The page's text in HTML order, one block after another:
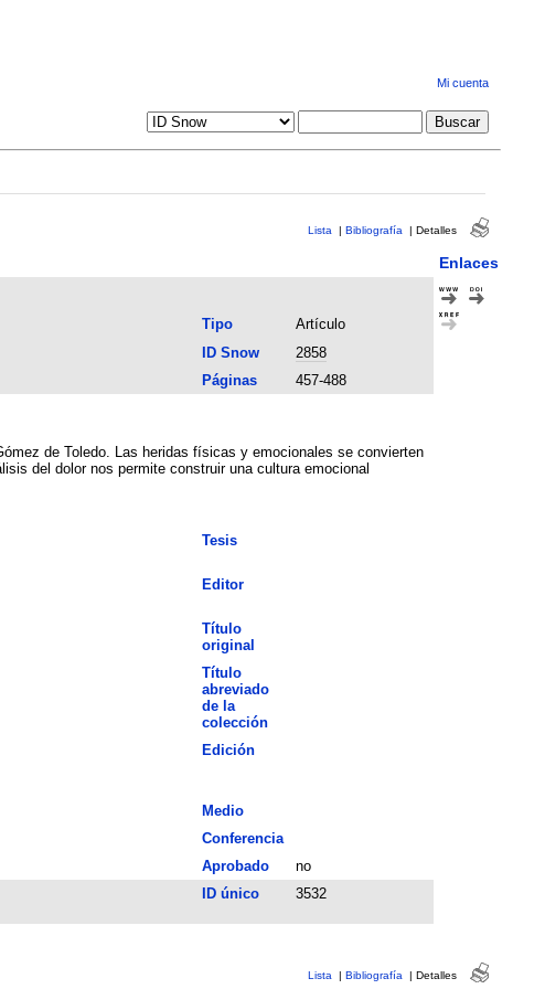
Mi cuenta
Lista | Bibliografía | Detalles
Enlaces
Tipo
Artículo
ID Snow
2858
Páginas
457-488
Las heridas físicas y emocionales se convierten
del dolor nos permite construir una cultura emocional
Tesis
Editor
Título
original
Título
abreviado
de la
colección
Edición
Medio
Conferencia
Aprobado
no
ID único 3532
Lista | Bibliografía | Detalles